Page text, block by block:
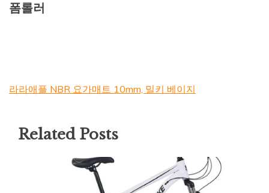
폼롤러
라라애플 NBR 요가매트 10mm, 밀키 베이지
Related Posts